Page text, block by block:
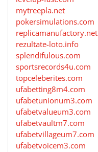
mytreepla.net
pokersimulations.com
replicamanufactory.net
rezultate-loto.info
splendifulous.com
sportsrecords4u.com
topceleberites.com
ufabetting8m4.com
ufabetunionum3.com
ufabetvalueum3.com
ufabetvaultm7.com
ufabetvillageum7.com
ufabetvoicem3.com